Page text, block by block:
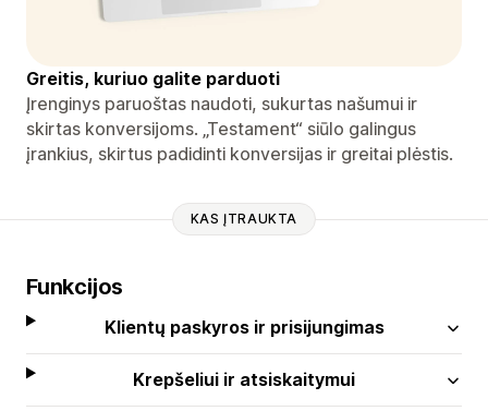
Greitis, kuriuo galite parduoti
Įrenginys paruoštas naudoti, sukurtas našumui ir
skirtas konversijoms. „Testament“ siūlo galingus
įrankius, skirtus padidinti konversijas ir greitai plėstis.
KAS ĮTRAUKTA
Funkcijos
Klientų paskyros ir prisijungimas
Krepšeliui ir atsiskaitymui